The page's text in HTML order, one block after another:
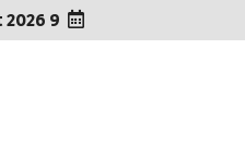
9 August 2026